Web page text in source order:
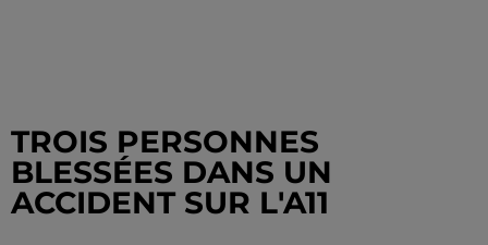
TROIS PERSONNES
BLESSÉES DANS UN
ACCIDENT SUR L'A11